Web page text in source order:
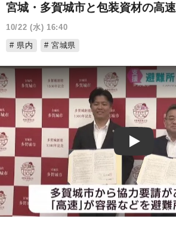
宮城・多賀城市と包装資材の高速
10/22 (水) 16:40
県内
宮城県
Play